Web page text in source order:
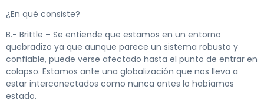
¿En qué consiste?
B.- Brittle – Se entiende que estamos en un entorno
quebradizo ya que aunque parece un sistema robusto y
confiable, puede verse afectado hasta el punto de entrar en
colapso. Estamos ante una globalización que nos lleva a
estar interconectados como nunca antes lo habíamos
estado.